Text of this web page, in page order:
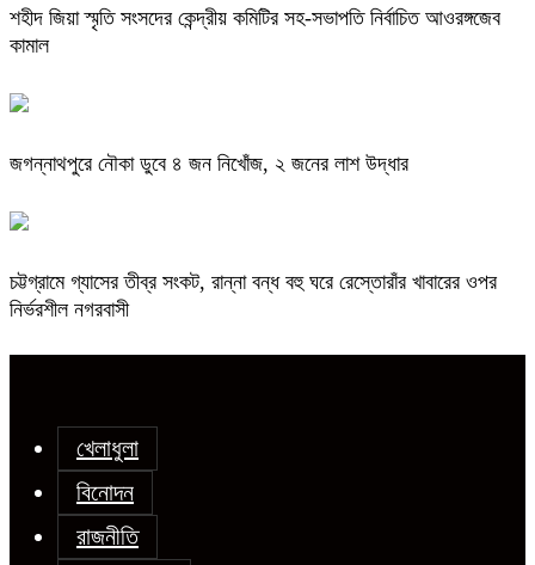
শহীদ জিয়া স্মৃতি সংসদের কেন্দ্রীয় কমিটির সহ-সভাপতি নির্বাচিত আওরঙ্গজেব
কামাল
জগন্নাথপুরে নৌকা ডুবে ৪ জন নিখোঁজ, ২ জনের লাশ উদ্ধার
চট্টগ্রামে গ্যাসের তীব্র সংকট, রান্না বন্ধ বহু ঘরে রেস্তোরাঁর খাবারের ওপর
নির্ভরশীল নগরবাসী
খেলাধুলা
বিনোদন
রাজনীতি